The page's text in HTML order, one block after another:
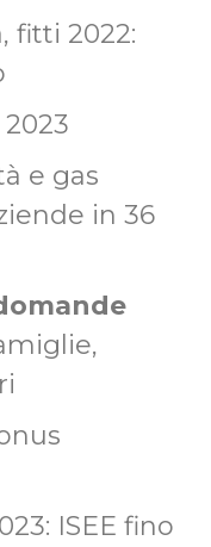
fitti 2022:
e gas
in 36
ISEE fino